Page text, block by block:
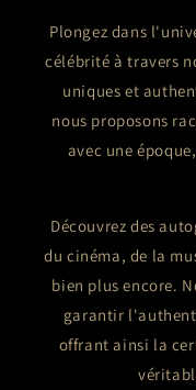
Plongez dans
célébrité à travers
uniques et
nous proposons
avec une
Découvrez des
du cinéma, de la
bien plus encore.
garantir
offrant ainsi la